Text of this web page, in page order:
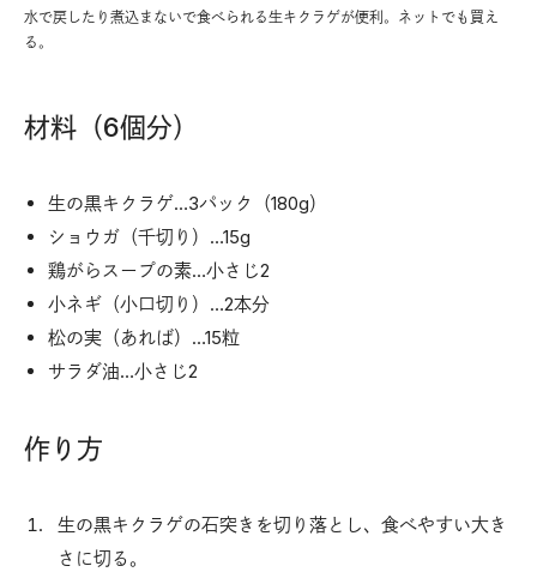
水で戻したり煮込まないで食べられる生キクラゲが便利。ネットでも買え
る。
材料（6個分）
生の黒キクラゲ…3パック（180g）
ショウガ（千切り）…15g
鶏がらスープの素…小さじ2
小ネギ（小口切り）…2本分
松の実（あれば）…15粒
サラダ油…小さじ2
作り方
生の黒キクラゲの石突きを切り落とし、食べやすい大き
さに切る。